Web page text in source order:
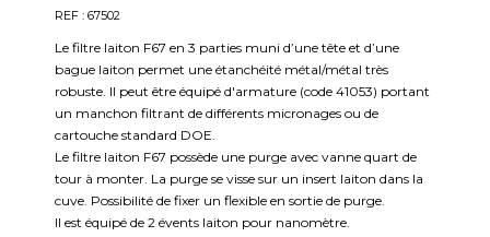
REF : 67502
Le filtre laiton F67 en 3 parties muni d’une tête et d’une
bague laiton permet une étanchéité métal/métal très
robuste. Il peut être équipé d'armature (code 41053) portant
un manchon filtrant de différents micronages ou de
cartouche standard DOE.
Le filtre laiton F67 possède une purge avec vanne quart de
tour à monter. La purge se visse sur un insert laiton dans la
cuve. Possibilité de fixer un flexible en sortie de purge.
Il est équipé de 2 évents laiton pour nanomètre.